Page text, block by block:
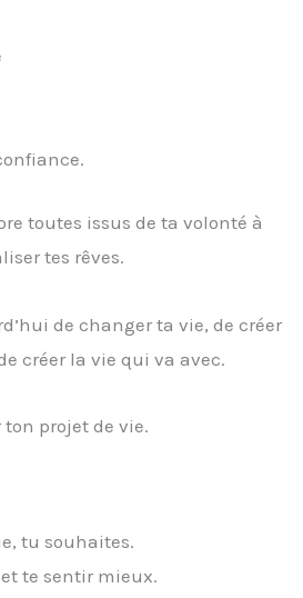
toutes issus de ta volonté à
tes rêves.
de changer ta vie, de créer
créer la vie qui va avec.
projet de vie.
tu souhaites.
te sentir mieux.